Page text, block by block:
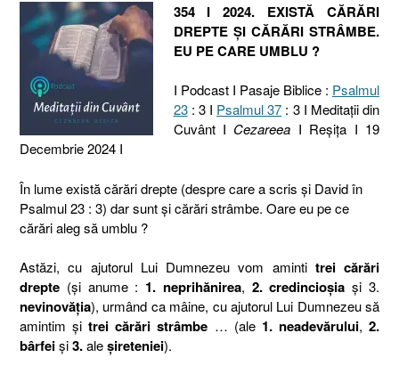
354 I 2024. EXISTĂ CĂRĂRI
DREPTE ȘI CĂRĂRI STRÂMBE.
EU PE CARE UMBLU ?
I Podcast I Pasaje Biblice : Psalmul
23: 3 I Psalmul 37 : 3 I Meditaţii din
Cuvânt I Cezareea I Reşiţa I 19
Decembrie 2024 I
În lume există cărări drepte (despre care a scris și David în
Psalmul 23 : 3) dar sunt și cărări strâmbe. Oare eu pe ce
cărări aleg să umblu ?
Astăzi, cu ajutorul Lui Dumnezeu vom amintitrei cărări
drepte (și anume : 1. neprihănirea, 2. credincioșia și 3.
nevinovăția), urmând ca mâine, cu ajutorul Lui Dumnezeu să
amintim șitrei cărări strâmbe … (ale 1. neadevărului,2.
bârfeiși3.aleșireteniei).